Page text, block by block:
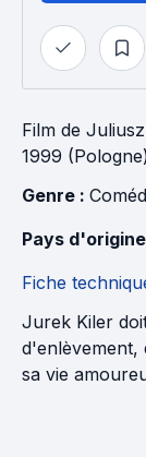
Film de
1999
Genre :
Pays
Fiche
Jurek Kiler
d'enlèvement,
sa vie